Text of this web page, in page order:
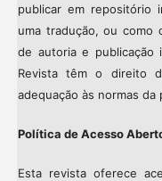
publicar em repositório
uma tradução, ou como
de autoria e publicação
Revista têm o direito
adequação às normas da
Política de Acesso
Esta revista oferece